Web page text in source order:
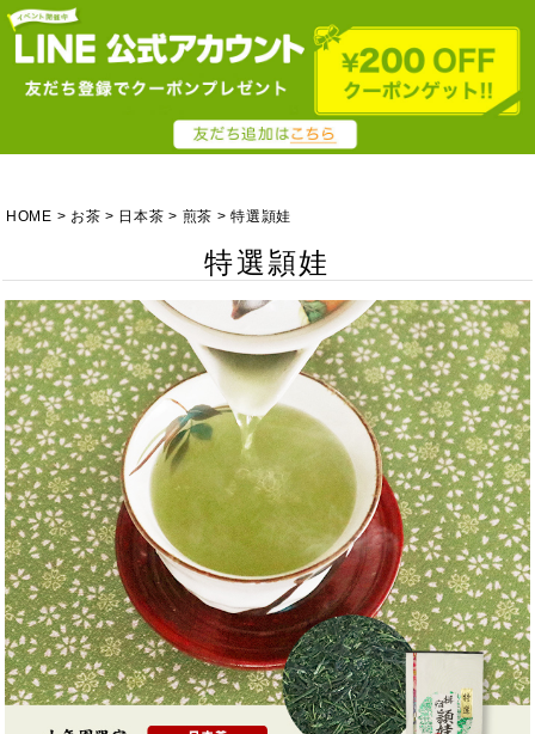
HOME お茶 日本茶 煎茶 特選頴娃
特選頴娃